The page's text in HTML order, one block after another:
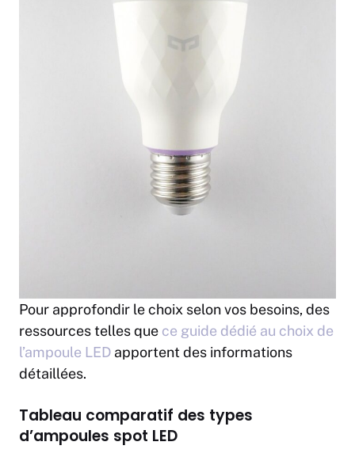
Pour approfondir le choix selon vos besoins, des
ressources telles que ce guide dédié au choix de
l’ampoule LED apportent des informations
détaillées.
Tableau comparatif des types
d’ampoules spot LED